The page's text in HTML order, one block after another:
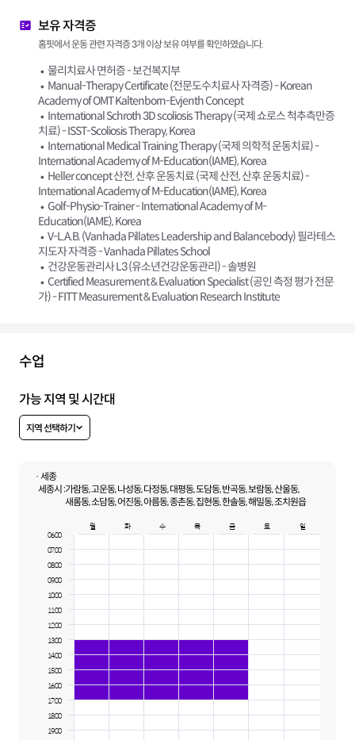
보유 자격증
홈핏에서 운동 관련 자격증 3개 이상 보유 여부를 확인하였습니다.
물리치료사 면허증 - 보건복지부
Manual-Therapy Certificate (전문도수치료사 자격증) - Korean
Academy of OMT Kaltenborn-Evjenth Concept
International Schroth 3D scoliosis Therapy (국제 쇼로스 척추측만증
치료) - ISST-Scoliosis Therapy, Korea
International Medical Training Therapy (국제 의학적 운동치료) -
International Academy of M-Education(IAME), Korea
Heller concept 산전, 산후 운동치료 (국제 산전, 산후 운동치료) -
International Academy of M-Education(IAME), Korea
Golf-Physio-Trainer - International Academy of M-
Education(IAME), Korea
V-L.A.B. (Vanhada Pillates Leadership and Balancebody) 필라테스
지도자 자격증 - Vanhada Pillates School
건강운동관리사 L3 (유소년건강운동관리) - 솔병원
Certified Measurement & Evaluation Specialist (공인 측정 평가 전문
가) - FITT Measurement & Evaluation Research Institute
수업
가능 지역 및 시간대
지역 선택하기
· 세종
세종시 :가람동, 고운동, 나성동, 다정동, 대평동, 도담동, 반곡동, 보람동, 산울동,
새롬동, 소담동, 어진동, 아름동, 종촌동, 집현동, 한솔동, 해밀동, 조치원읍
월 화 수 목 금 토
일
06:00
07:00
08:00
09:00
10:00
11:00
12:00
13:00
14:00
15:00
16:00
17:00
18:00
19:00